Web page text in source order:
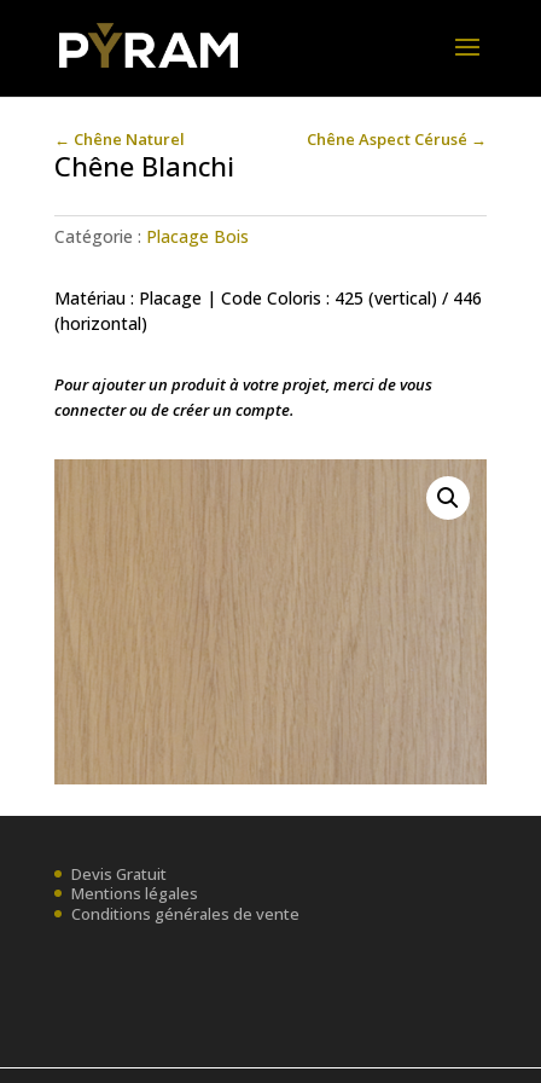
← Chêne Naturel Chêne Aspect Cérusé →
Chêne Blanchi
Catégorie : Placage Bois
Matériau : Placage | Code Coloris : 425 (vertical) / 446
(horizontal)
Pour ajouter un produit à votre projet, merci de vous
connecter ou de créer un compte.
Devis Gratuit
Mentions légales
Conditions générales de vente